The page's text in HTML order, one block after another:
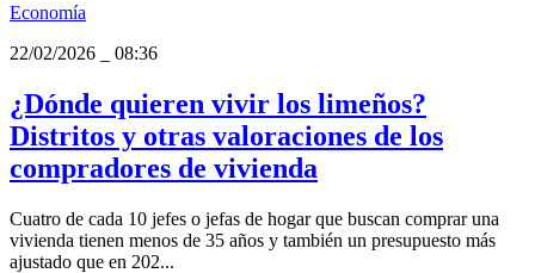
Economía
22/02/2026
08:36
¿Dónde quieren vivir los limeños?
Distritos y otras valoraciones de los
compradores de vivienda
Cuatro de cada 10 jefes o jefas de hogar que buscan comprar una
vivienda tienen menos de 35 años y también un presupuesto más
ajustado que en 202...